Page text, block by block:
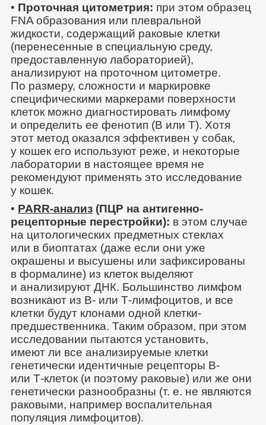
• Проточная цитометрия: при этом образец
FNA образования или плевральной
жидкости, содержащий раковые клетки
(перенесенные в специальную среду,
предоставленную лабораторией),
анализируют на проточном цитометре.
По размеру, сложности и маркировке
специфическими маркерами поверхности
клеток можно диагностировать лимфому
и определить ее фенотип (В или Т). Хотя
этот метод оказался эффективен у собак,
у кошек его используют реже, и некоторые
лаборатории в настоящее время не
рекомендуют применять это исследование
у кошек.
• PARR-анализ(ПЦР на антигенно-
рецепторные перестройки): в этом случае
на цитологических предметных стеклах
или в биоптатах (даже если они уже
окрашены и высушены или зафиксированы
в формалине) из клеток выделяют
и анализируют ДНК. Большинство лимфом
возникают из В- или Т-лимфоцитов, и все
клетки будут клонами одной клетки-
предшественника. Таким образом, при этом
исследовании пытаются установить,
имеют ли все анализируемые клетки
генетически идентичные рецепторы В-
или Т-клеток (и поэтому раковые) или же они
генетически разнообразны (т. е. не являются
раковыми, например воспалительная
популяция лимфоцитов).